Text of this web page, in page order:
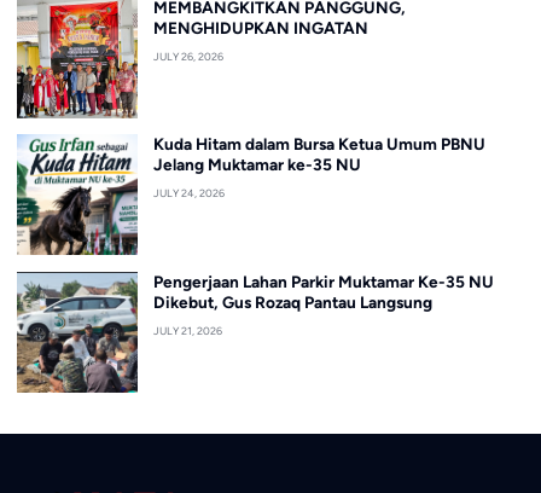
MEMBANGKITKAN PANGGUNG,
MENGHIDUPKAN INGATAN
JULY 26, 2026
Kuda Hitam dalam Bursa Ketua Umum PBNU
Jelang Muktamar ke-35 NU
JULY 24, 2026
Pengerjaan Lahan Parkir Muktamar Ke-35 NU
Dikebut, Gus Rozaq Pantau Langsung
JULY 21, 2026